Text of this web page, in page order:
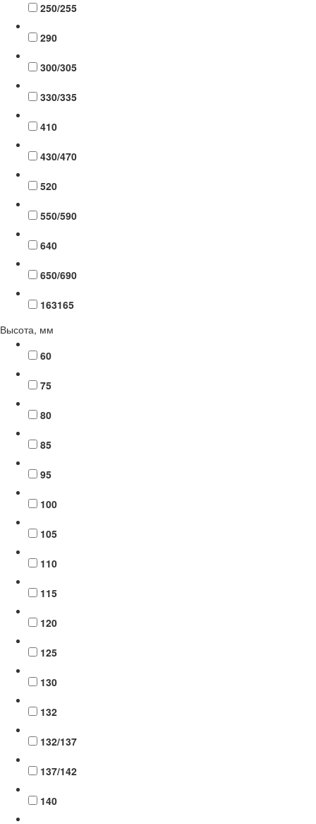
250/255
290
300/305
330/335
410
430/470
520
550/590
640
650/690
163165
Высота, мм
60
75
80
85
95
100
105
110
115
120
125
130
132
132/137
137/142
140